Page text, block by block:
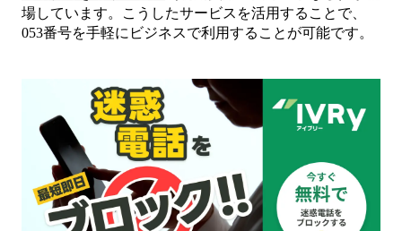
場しています。こうしたサービスを活用することで、
053番号を手軽にビジネスで利用することが可能です。